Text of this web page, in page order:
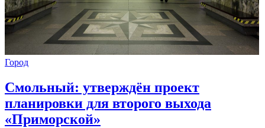
Город
Смольный: утверждён проект
планировки для второго выхода
«Приморской»